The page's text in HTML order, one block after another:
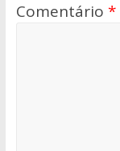
Comentário *